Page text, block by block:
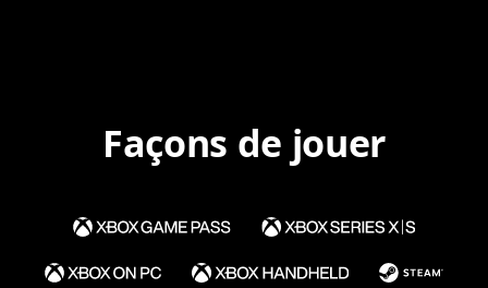
Façons de jouer